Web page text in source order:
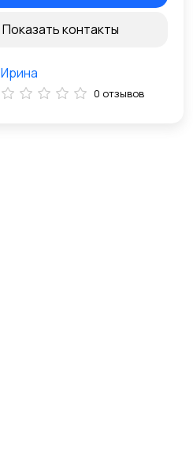
Показать контакты
Ирина
0 отзывов